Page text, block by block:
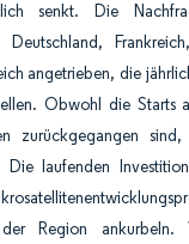
senkt. Die
Deutschland,
angetrieben, die
Obwohl die Starts
zurückgegangen
Die laufenden
der Region